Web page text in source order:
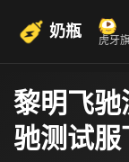
奶瓶 虎牙
黎明飞驰
驰测试